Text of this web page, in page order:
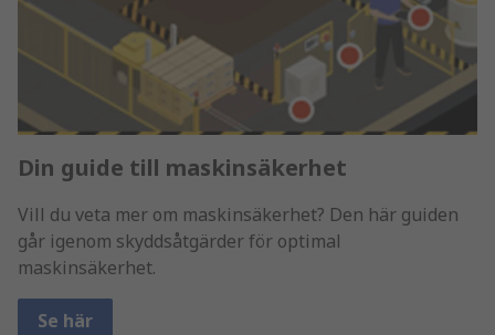
Din guide till maskinsäkerhet
Vill du veta mer om maskinsäkerhet? Den här guiden
går igenom skyddsåtgärder för optimal
maskinsäkerhet.
Se här